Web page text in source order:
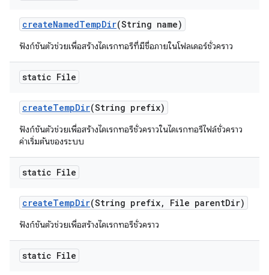
createNamedTempDir(String name)
ฟังก์ชันตัวช่วยเพื่อสร้างไดเรกทอรีที่มีชื่อภายในโฟลเดอร์ชั่วคราว
static File
createTempDir(String prefix)
ฟังก์ชันตัวช่วยเพื่อสร้างไดเรกทอรีชั่วคราวในไดเรกทอรีไฟล์ชั่วคราว
ค่าเริ่มต้นของระบบ
static File
createTempDir(String prefix, File parentDir)
ฟังก์ชันตัวช่วยเพื่อสร้างไดเรกทอรีชั่วคราว
static File